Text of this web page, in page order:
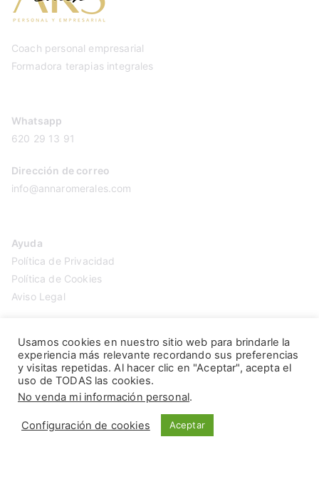
Coach personal empresarial
Formadora terapias integrales
Whatsapp
620 29 13 91
Dirección de correo
info@annaromerales.com
Ayuda
Política de Privacidad
Política de Cookies
Aviso Legal
Usamos cookies en nuestro sitio web para brindarle la
experiencia más relevante recordando sus preferencias
y visitas repetidas. Al hacer clic en "Aceptar", acepta el
uso de TODAS las cookies.
No venda mi información personal.
Configuración de cookies Aceptar